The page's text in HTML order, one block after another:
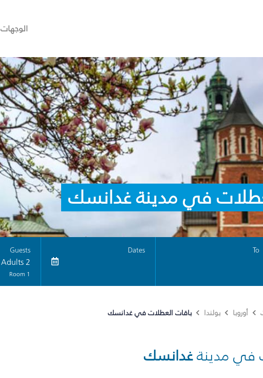
الوجهات
في مدينة غدانسك
To
Dates
Guests
2 Adults
1 Room
أوروبا بولندا باقات العطلات في غدانسك
في مدينةغدانسك